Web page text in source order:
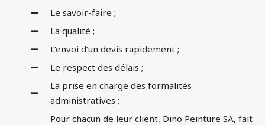
Le savoir-faire ;
La qualité ;
L’envoi d’un devis rapidement ;
Le respect des délais ;
La prise en charge des formalités
administratives ;
Pour chacun de leur client, Dino Peinture SA, fait